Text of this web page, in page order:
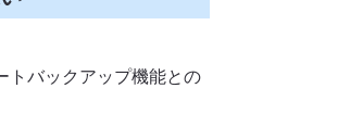
トバックアップ機能との